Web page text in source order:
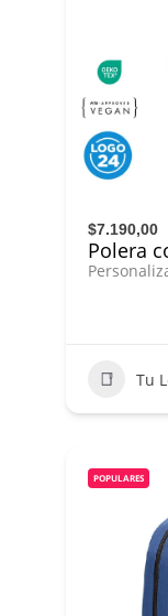
$7.190,00
Polera
Tu
POPULARES